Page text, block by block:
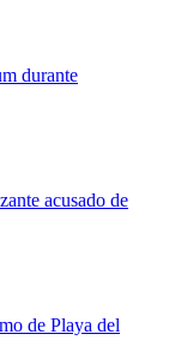
durante
acusado de
de Playa del